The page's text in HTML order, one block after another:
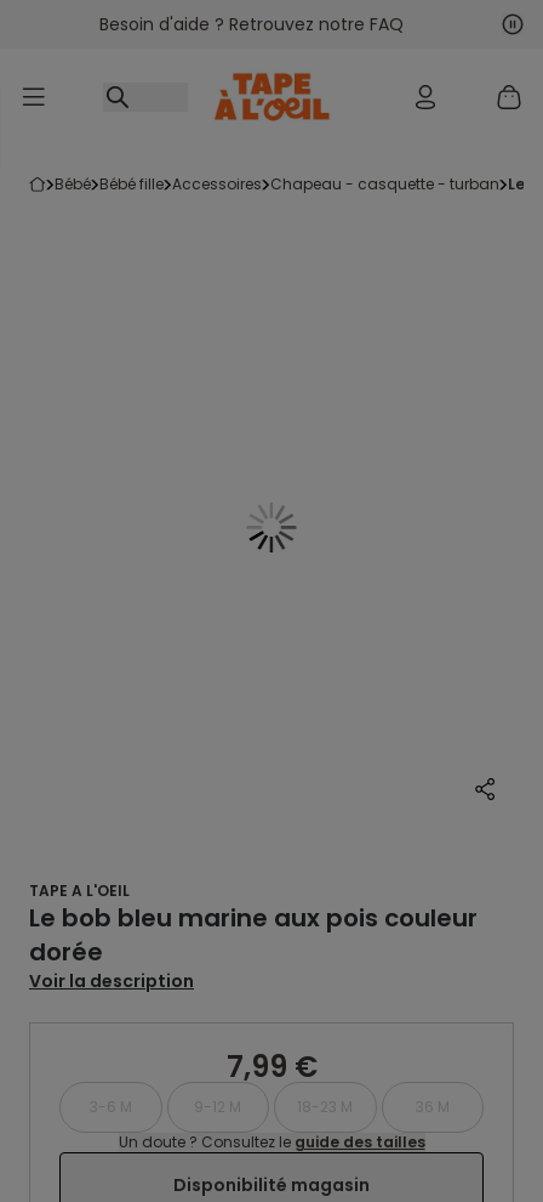
Accéder au contenu
Besoin d'aide ? Retrouvez notre FAQ
bébé bébé fille accessoires chapeau - casquette - turban le
TAPE A L'OEIL
Le bob bleu marine aux pois couleur
dorée
Voir la description
7,99 €
3-6 M 9-12 M 18-23 M
36 M
Un doute ? Consultez le guide des tailles
Disponibilité magasin